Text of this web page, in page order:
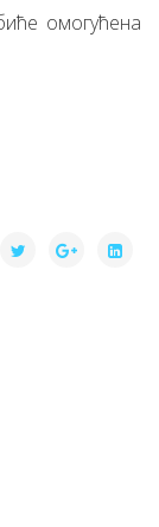
омогућена